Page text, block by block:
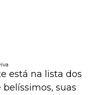
está na lista dos
suas